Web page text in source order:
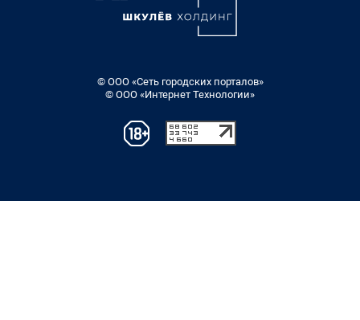
© ООО «Сеть городских порталов»
© ООО «Интернет Технологии»